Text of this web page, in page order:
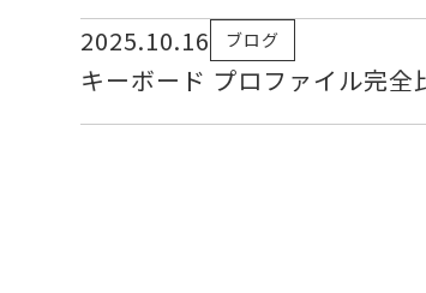
2025.10.16
ブログ
キーボード プロファイル完